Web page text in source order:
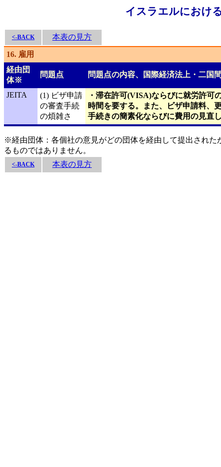
イスラエルにおけ
<-BACK 本表の見方
16. 雇用
経由団
体※
問題点 問題点の内容、国際経済法上・二国
JEITA
(1) ビザ申請
の審査手続
の煩雑さ
・滞在許可(VISA)ならびに就労許可
時間を要する。また、ビザ申請料、
手続きの簡素化ならびに費用の見直
※経由団体：各個社の意見がどの団体を経由して提出され
るものではありません。
<-BACK 本表の見方